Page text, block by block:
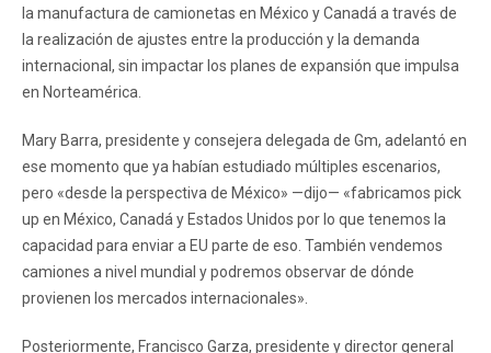
la manufactura de camionetas en México y Canadá a través de
la realización de ajustes entre la producción y la demanda
internacional, sin impactar los planes de expansión que impulsa
en Norteamérica.
Mary Barra, presidente y consejera delegada de Gm, adelantó en
ese momento que ya habían estudiado múltiples escenarios,
pero «desde la perspectiva de México» —dijo— «fabricamos pick
up en México, Canadá y Estados Unidos por lo que tenemos la
capacidad para enviar a EU parte de eso. También vendemos
camiones a nivel mundial y podremos observar de dónde
provienen los mercados internacionales».
Posteriormente, Francisco Garza, presidente y director general